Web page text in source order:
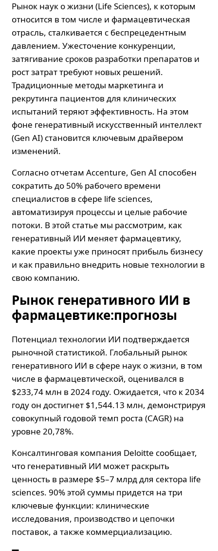
Рынок наук о жизни (Life Sciences), к которым
относится в том числе и фармацевтическая
отрасль, сталкивается с беспрецедентным
давлением. Ужесточение конкуренции,
затягивание сроков разработки препаратов и
рост затрат требуют новых решений.
Традиционные методы маркетинга и
рекрутинга пациентов для клинических
испытаний теряют эффективность. На этом
фоне генеративный искусственный интеллект
(Gen AI) становится ключевым драйвером
изменений.
Согласно отчетам Accenture, Gen AI способен
сократить до 50% рабочего времени
специалистов в сфере life sciences,
автоматизируя процессы и целые рабочие
потоки. В этой статье мы рассмотрим, как
генеративный ИИ меняет фармацевтику,
какие проекты уже приносят прибыль бизнесу
и как правильно внедрить новые технологии в
свою компанию.
Рынок генеративного ИИ в
фармацевтике:прогнозы
Потенциал технологии ИИ подтверждается
рыночной статистикой. Глобальный рынок
генеративного ИИ в сфере наук о жизни, в том
числе в фармацевтической, оценивался в
$233,74 млн в 2024 году. Ожидается, что к 2034
году он достигнет $1,544.13 млн, демонстрируя
совокупный годовой темп роста (CAGR) на
уровне 20,78%.
Консалтинговая компания Deloitte сообщает,
что генеративный ИИ может раскрыть
ценность в размере $5–7 млрд для сектора life
sciences. 90% этой суммы придется на три
ключевые функции: клинические
исследования, производство и цепочки
поставок, а также коммерциализацию.